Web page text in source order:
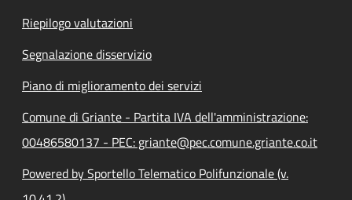
Riepilogo valutazioni
Segnalazione disservizio
Piano di miglioramento dei servizi
Comune di Griante - Partita IVA dell'amministrazione:
00486580137 - PEC: griante@pec.comune.griante.co.it
Powered by Sportello Telematico Polifunzionale (v.